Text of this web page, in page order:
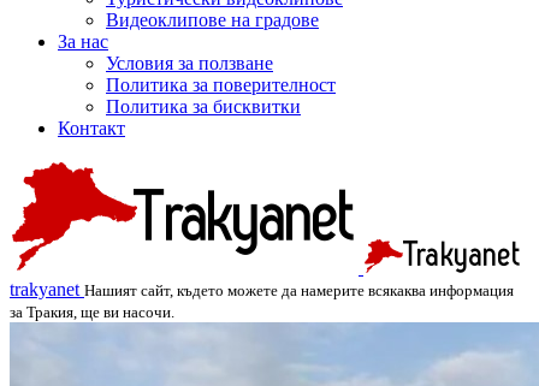
Видеоклипове на градове
За нас
Условия за ползване
Политика за поверителност
Политика за бисквитки
Контакт
trakyanet Нашият сайт, където можете да намерите всякаква информация
за Тракия, ще ви насочи.